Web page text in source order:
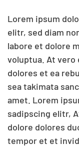
Lorem ipsum
elitr, sed diam
labore et dolore
voluptua. At vero
dolores et ea
sea takimata
amet. Lorem
sadipscing elitr,
dolore dolores
tempor et et